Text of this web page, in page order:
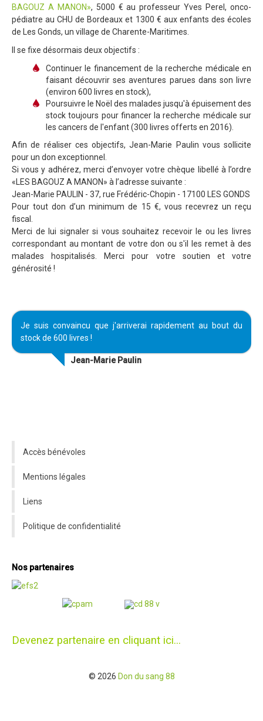
BAGOUZ A MANON», 5000 € au professeur Yves Perel, onco-
pédiatre au CHU de Bordeaux et 1300 € aux enfants des écoles
de Les Gonds, un village de Charente-Maritimes.
Il se fixe désormais deux objectifs :
Continuer le financement de la recherche médicale en
faisant découvrir ses aventures parues dans son livre
(environ 600 livres en stock),
Poursuivre le Noël des malades jusqu'à épuisement des
stock toujours pour financer la recherche médicale sur
les cancers de l'enfant (300 livres offerts en 2016).
Afin de réaliser ces objectifs, Jean-Marie Paulin vous sollicite
pour un don exceptionnel.
Si vous y adhérez, merci d’envoyer votre chèque libellé à l’ordre
«LES BAGOUZ A MANON» à l’adresse suivante :
Jean-Marie PAULIN - 37, rue Frédéric-Chopin - 17100 LES GONDS
Pour tout don d’un minimum de 15 €, vous recevrez un reçu
fiscal.
Merci de lui signaler si vous souhaitez recevoir le ou les livres
correspondant au montant de votre don ou s'il les remet à des
malades hospitalisés. Merci pour votre soutien et votre
générosité !
Je suis convaincu que j'arriverai rapidement au bout du
stock de 600 livres !
Jean-Marie Paulin
Accès bénévoles
Mentions légales
Liens
Politique de confidentialité
Nos partenaires
Devenez partenaire en cliquant ici...
© 2026 Don du sang 88